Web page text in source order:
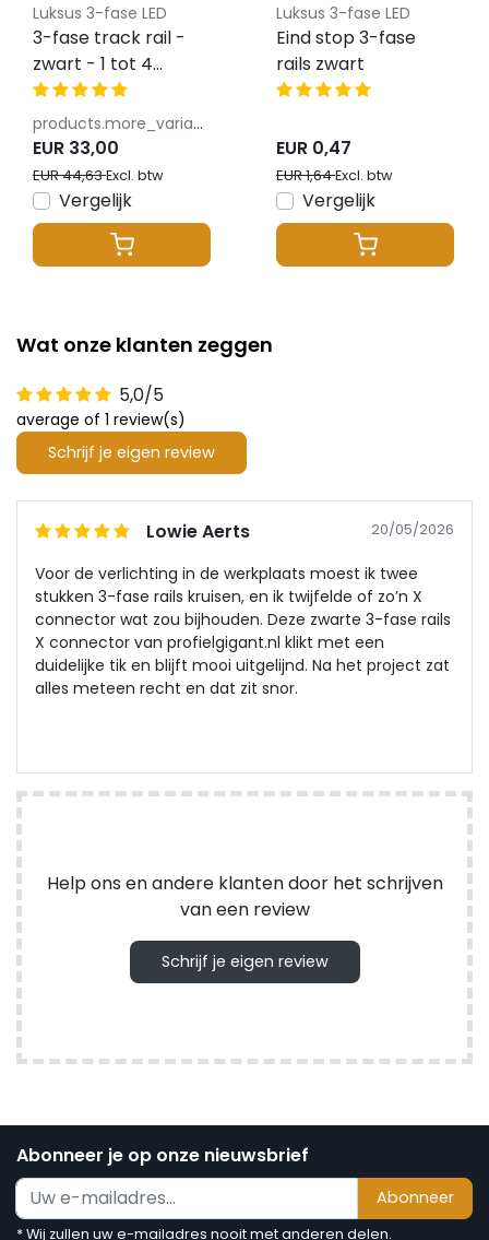
Luksus 3-fase LED
3-fase track rail -
zwart - 1 tot 4
meter
products.more_variants_available
EUR 33,00
EUR 44,63Excl. btw
Vergelijk
Luksus 3-fase LED
Eind stop 3-fase
rails zwart
EUR 0,47
EUR 1,64Excl. btw
Vergelijk
Wat onze klanten zeggen
5,0/5
average of 1 review(s)
Schrijf je eigen review
Lowie Aerts 20/05/2026
Voor de verlichting in de werkplaats moest ik twee
stukken 3-fase rails kruisen, en ik twijfelde of zo’n X
connector wat zou bijhouden. Deze zwarte 3-fase rails
X connector van profielgigant.nl klikt met een
duidelijke tik en blijft mooi uitgelijnd. Na het project zat
alles meteen recht en dat zit snor.
Help ons en andere klanten door het schrijven
van een review
Schrijf je eigen review
Abonneer je op onze nieuwsbrief
Abonneer
* Wij zullen uw e-mailadres nooit met anderen delen.